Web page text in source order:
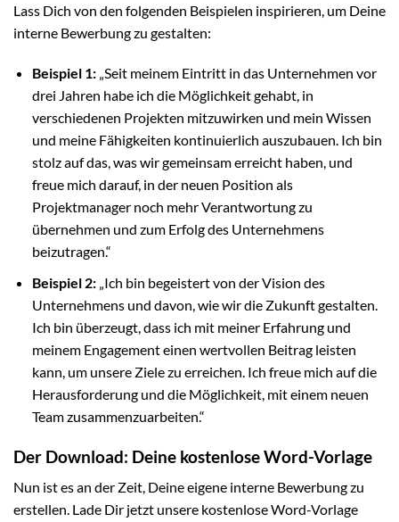
Lass Dich von den folgenden Beispielen inspirieren, um Deine
interne Bewerbung zu gestalten:
Beispiel 1:„Seit meinem Eintritt in das Unternehmen vor
drei Jahren habe ich die Möglichkeit gehabt, in
verschiedenen Projekten mitzuwirken und mein Wissen
und meine Fähigkeiten kontinuierlich auszubauen. Ich bin
stolz auf das, was wir gemeinsam erreicht haben, und
freue mich darauf, in der neuen Position als
Projektmanager noch mehr Verantwortung zu
übernehmen und zum Erfolg des Unternehmens
beizutragen.“
Beispiel 2:„Ich bin begeistert von der Vision des
Unternehmens und davon, wie wir die Zukunft gestalten.
Ich bin überzeugt, dass ich mit meiner Erfahrung und
meinem Engagement einen wertvollen Beitrag leisten
kann, um unsere Ziele zu erreichen. Ich freue mich auf die
Herausforderung und die Möglichkeit, mit einem neuen
Team zusammenzuarbeiten.“
Der Download: Deine kostenlose Word-Vorlage
Nun ist es an der Zeit, Deine eigene interne Bewerbung zu
erstellen. Lade Dir jetzt unsere kostenlose Word-Vorlage